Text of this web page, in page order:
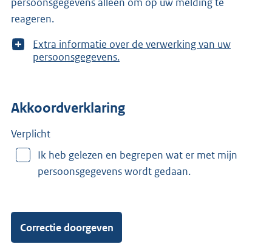
reageren.
T
o
e
r
n
Extra informatie over de verwerking van uw
persoonsgegevens.
Akkoordverklaring
Verplicht
Ik heb gelezen en begrepen wat er met mijn
persoonsgegevens wordt gedaan.